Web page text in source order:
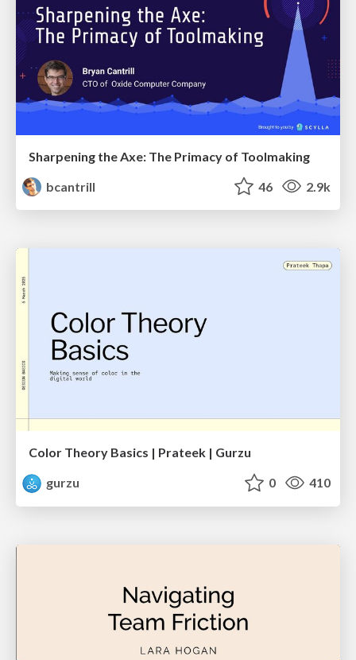
Sharpening the Axe: The Primacy of Toolmaking
bcantrill
46 2.9k
Color Theory Basics | Prateek | Gurzu
gurzu
0 410